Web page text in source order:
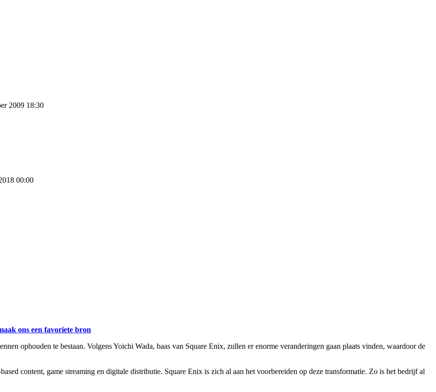
2009 18:30
00:00
ons een favoriete bron
ophouden te bestaan. Volgens Yoichi Wada, baas van Square Enix, zullen er enorme veranderingen gaan plaats vinden, waardoor de
content, game streaming en digitale distributie. Square Enix is zich al aan het voorbereiden op deze transformatie. Zo is het bedrijf al